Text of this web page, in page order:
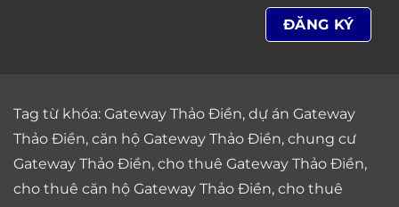
Tag từ khóa: Gateway Thảo Điền, dự án Gateway
Thảo Điền, căn hộ Gateway Thảo Điền, chung cư
Gateway Thảo Điền, cho thuê Gateway Thảo Điền,
cho thuê căn hộ Gateway Thảo Điền, cho thuê